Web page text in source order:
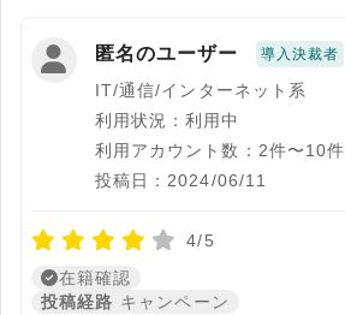
匿名のユーザー 導入決裁者
IT/通信/インターネット系
利用状況：利用中
利用アカウント数：2件〜10件
投稿日：2024/06/11
4/5
在籍確認
投稿経路 キャンペーン